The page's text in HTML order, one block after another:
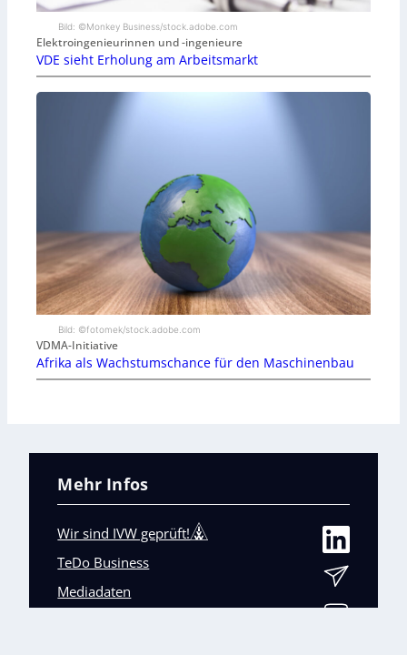
Bild: ©Monkey Business/stock.adobe.com
Elektroingenieurinnen und -ingenieure
VDE sieht Erholung am Arbeitsmarkt
Bild: ©fotomek/stock.adobe.com
VDMA-Initiative
Afrika als Wachstumschance für den Maschinenbau
Mehr Infos
Wir sind IVW geprüft!
TeDo Business
Mediadaten